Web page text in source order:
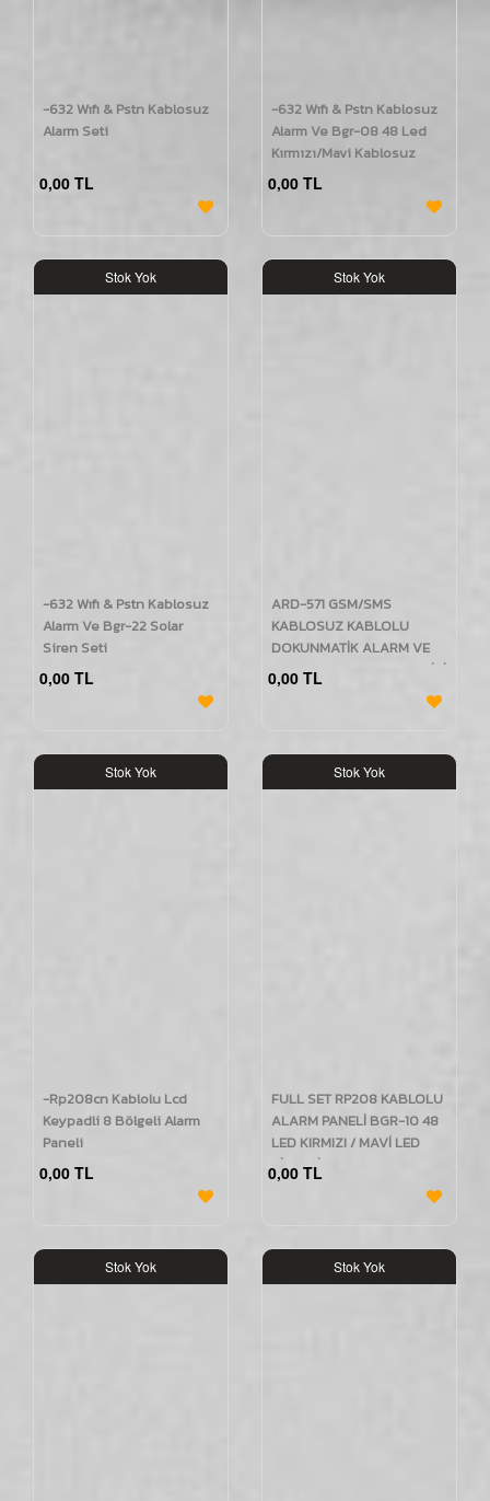
-632 Wıfı & Pstn Kablosuz
Alarm Seti
0,00 TL
-632 Wıfı & Pstn Kablosuz
Alarm Ve Bgr-08 48 Led
Kırmızı/Mavi Kablosuz
Harici Siren Seti
0,00 TL
Stok Yok
-632 Wıfı & Pstn Kablosuz
Alarm Ve Bgr-22 Solar
Siren Seti
0,00 TL
Stok Yok
ARD-571 GSM/SMS
KABLOSUZ KABLOLU
DOKUNMATİK ALARM VE
BGR-08 KABLOSUZ HARİCİ
SİREN SE
0,00 TL
Stok Yok
-Rp208cn Kablolu Lcd
Keypadli 8 Bölgeli Alarm
Paneli
0,00 TL
Stok Yok
FULL SET RP208 KABLOLU
ALARM PANELİ BGR-10 48
LED KIRMIZI / MAVİ LED
SİRENLİ ve IDO112
KUMANDALI
0,00 TL
Stok Yok Stok Yok